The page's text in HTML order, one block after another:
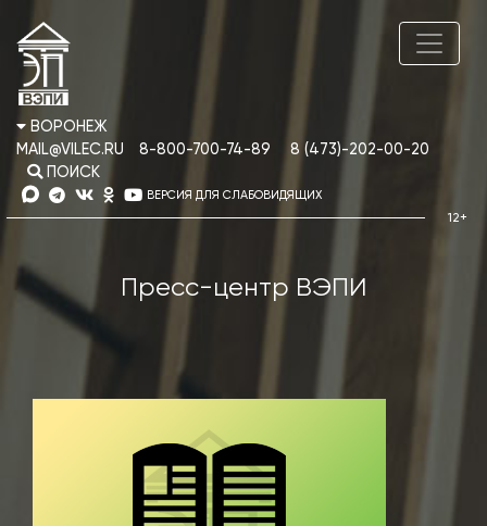
ВОРОНЕЖ
MAIL@VILEC.RU
8-800-700-74-89
8 (473)-202-00-20
ПОИСК
ВЕРСИЯ ДЛЯ СЛАБОВИДЯЩИХ
Пресс-центр ВЭПИ